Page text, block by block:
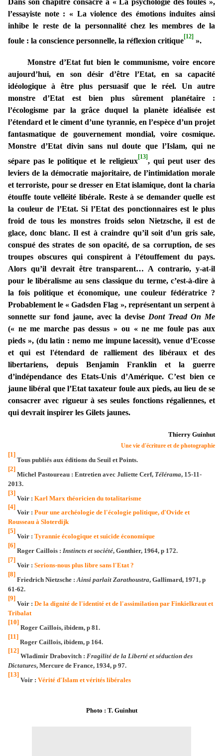
l’essayiste note : « La violence des émotions induites ainsi
inhibe le reste de la personnalité chez les membres de la
foule : la conscience personnelle, la réflexion critique[12] ».
Monstre d’Etat fut bien le communisme, voire encore
aujourd’hui, en son désir d’être l’Etat, en sa capacité
idéologique à être plus persuasif que le réel. Un autre
monstre d’Etat est bien plus sûrement planétaire :
l’écologisme par la grâce duquel la planète idéalisée est
l’étendard et le ciment d’une tyrannie, en l’espèce d’un projet
fantasmatique de gouvernement mondial, voire cosmique.
Monstre d’Etat divin sans nul doute que l’Islam, qui ne
sépare pas le politique et le religieux[13], qui peut user des
leviers de la démocratie majoritaire, de l’intimidation morale
et terroriste, pour se dresser en Etat islamique, dont la charia
étouffe toute velléité libérale. Reste à se demander quelle est
la couleur de l’Etat. Si l’Etat des ponctionnaires est le plus
froid de tous les monstres froids selon Nietzsche, il est de
glace, donc blanc. Il est à craindre qu’il soit d’un gris sale,
conspué des strates de son opacité, de sa corruption, de ses
troupes obscures qui conspirent à l’étouffement du pays.
Alors qu’il devrait être transparent… A contrario, y-at-il
pour le libéralisme au sens classique du terme, c’est-à-dire à
la fois politique et économique, une couleur fédératrice ?
Probablement le « Gadsden Flag », représentant un serpent à
sonnette sur fond jaune, avec la devise Dont Tread On Me
(« ne me marche pas dessus » ou « ne me foule pas aux
pieds », (du latin : nemo me impune lacessit), venue d’Ecosse
et qui est l'étendard de ralliement des libéraux et des
libertariens, depuis Benjamin Franklin et la guerre
d’indépendance des Etats-Unis d’Amérique. C’est bien ce
jaune libéral que l’Etat taxateur foule aux pieds, au lieu de se
consacrer avec rigueur à ses seules fonctions régaliennes, et
qui devrait inspirer les Gilets jaunes.
Thierry Guinhut
Une vie d'écriture et de photographie
[1]
Tous publiés aux éditions du Seuil et Points.
[2]
Michel Pastoureau : Entretien avec Juliette Cerf, Télérama, 15-11-
2013.
[3]
Voir : Karl Marx théoricien du totalitarisme
[4]
Voir : Pour une archéologie de l'écologie politique, d'Ovide et
Rousseau à Sloterdijk
[5]
Voir : Tyrannie écologique et suicide économique
[6]
Roger Caillois : Instincts et société, Gonthier, 1964, p 172.
[7]
Voir : Serions-nous plus libre sans l'Etat ?
[8]
Friedrich Nietzsche : Ainsi parlait Zarathoustra, Gallimard, 1971, p
61-62.
[9]
Voir : De la dignité de l'identité et de l'assimilation par Finkielkraut et
Tribalat
[10]
Roger Caillois, ibidem, p 81.
[11]
Roger Caillois, ibidem, p 164.
[12]
Wladimir Drabovitch : Fragilité de la Liberté et séduction des
Dictatures, Mercure de France, 1934, p 97.
[13]
Voir : Vérité d'Islam et vérités libérales
Photo : T. Guinhut